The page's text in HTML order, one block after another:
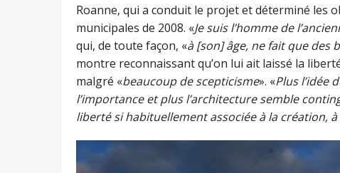
Roanne, qui a conduit le projet et déterminé les
municipales de 2008. «Je suis l’homme de
qui, de toute façon, «à [son] âge, ne fait que des
montre reconnaissant qu’on lui ait laissé la
malgré «beaucoup de scepticisme». «Plus l’idée
l’importance et plus l’architecture semble
liberté si habituellement associée à la création,